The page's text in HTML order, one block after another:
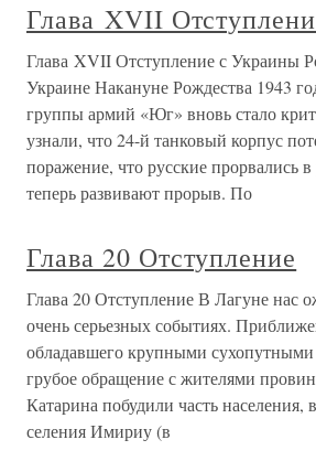
Глава XVII
Глава XVII Отступление с Украины
Украине Накануне Рождества 1943
группы армий «Юг» вновь стало
узнали, что 24-й танковый корпус
поражение, что русские прорвались
теперь развивают прорыв. По
Глава 20 Отступление
Глава 20 Отступление В Лагуне нас
очень серьезных событиях.
обладавшего крупными
грубое обращение с жителями
Катарина побудили часть населения,
селения Имириу (в